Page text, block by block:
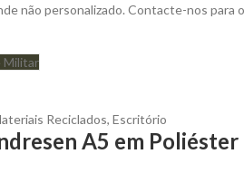
não personalizado. Contacte-nos
Militar
Reciclados, Escritório
A5 em